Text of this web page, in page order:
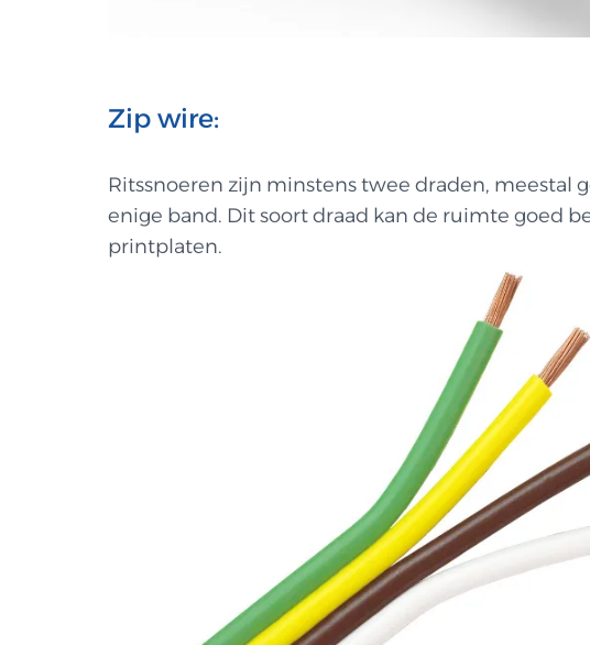
Zip wire:
Ritssnoeren zijn minstens twee draden, meestal
enige band. Dit soort draad kan de ruimte goed
printplaten.